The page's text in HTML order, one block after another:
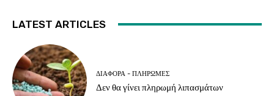
LATEST ARTICLES
ΔΙΆΦΟΡΑ - ΠΛΗΡΩΜΈΣ
Δεν θα γίνει πληρωμή λιπασμάτων